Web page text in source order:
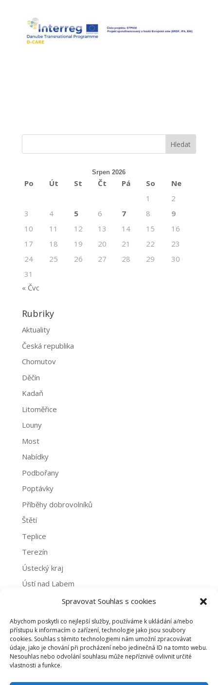
Spravovat Souhlas s cookies
Abychom poskytli co nejlepší služby, používáme k ukládání a/nebo
přístupu k informacím o zařízení, technologie jako jsou soubory
cookies. Souhlas s těmito technologiemi nám umožní zpracovávat
údaje, jako je chování při procházení nebo jedinečná ID na tomto webu.
Nesouhlas nebo odvolání souhlasu může nepříznivě ovlivnit určité
vlastnosti a funkce.
Srpen 2026
Po Út St Čt Pá So
Ne
1
2
3
4 5 6 7 8
9
10
11 12 13 14 15
16
17
18 19 20 21 22
23
24
25 26 27 28 29
30
31
« Čvc
Rubriky
Aktuality
Česká republika
Chomutov
Děčín
Kadaň
Litoměřice
Louny
Most
Nabídky
Podbořany
Poptávky
Příběhy dobrovolníků
Štětí
Teplice
Terezín
Ústecký kraj
Ústí nad Labem
Archivy
Archivy